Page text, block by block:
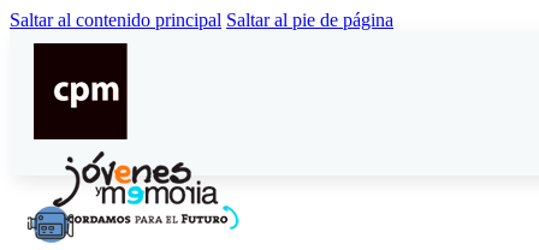
Saltar al contenido principal Saltar al pie de página